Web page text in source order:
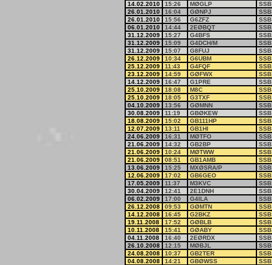
14.02.2010
15:26 MØGLP SSB
26.01.2010
16:04 GØNPJ SSB
26.01.2010
15:56 G6ZFZ SSB
06.01.2010
14:44 2EØBQT SSB
31.12.2009
15:27 G4BFS SSB
31.12.2009
15:09 G4DCH/M SSB
31.12.2009
15:07 G8FUJ SSB
26.12.2009
10:34 G6UBM SSB
25.12.2009
11:43 G4FQF SSB
23.12.2009
14:59 GØFWX SSB
14.12.2009
16:47 G1PRE SSB
25.10.2009
18:08 M8C SSB
25.10.2009
18:05 G3TXF SSB
04.10.2009
13:56 GØMNN SSB
30.08.2009
11:19 GBØKEW SSB
18.08.2009
15:02 GB111HP SSB
12.07.2009
13:11 GB1HI SSB
24.06.2009
16:31 MØTFO SSB
21.06.2009
14:32 GB2BP SSB
21.06.2009
10:24 MØTWW SSB
21.06.2009
08:51 GB1AMB SSB
13.06.2009
15:25 MXØSRA/P SSB
12.06.2009
17:02 GB6GEO SSB
17.05.2009
11:37 M3KVC SSB
30.04.2009
12:41 2E1DNH SSB
06.02.2009
17:00 G4ILA SSB
26.12.2008
09:53 GØMTN SSB
14.12.2008
16:45 G2BKZ SSB
19.11.2008
17:52 GØBLB SSB
10.11.2008
15:41 GØABY SSB
04.11.2008
16:40 2EØRDX SSB
26.10.2008
12:15 MØBJL SSB
24.08.2008
10:37 GB2TER SSB
04.08.2008
14:21 GBØWSS SSB